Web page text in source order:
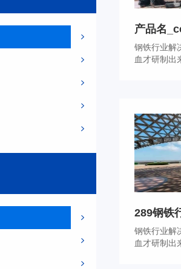
产品名
钢铁行业解
血才研制出
289钢铁
钢铁行业解
血才研制出